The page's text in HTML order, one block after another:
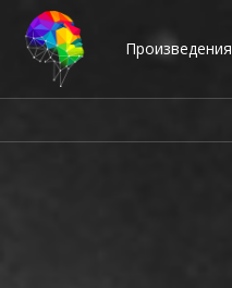
Произведения